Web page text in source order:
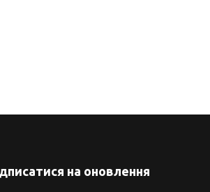
на оновлення